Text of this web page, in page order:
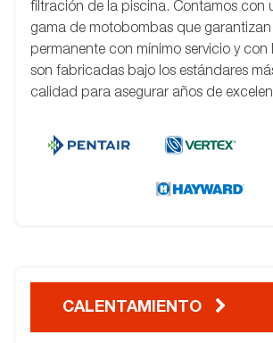
filtración de la piscina. Contamos con
gama de motobombas que
permanente con mínimo servicio y
son fabricadas bajo los estándares
calidad para asegurar años de
CALENTAMIENTO